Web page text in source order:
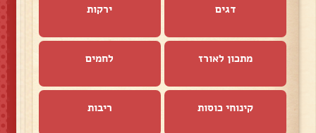
דגים ירקות
מתכון לאורז לחמים
קינוחי כוסות ריבות